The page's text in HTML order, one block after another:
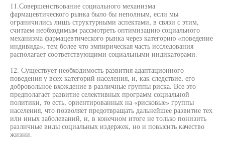
11.Совершенствование социального механизма
фармацевтического рынка было бы неполным, если мы
ограничились лишь структурными аспектами, в связи с этим,
считаем необходимым рассмотреть оптимизацию социального
механизма фармацевтического рынка через категорию «поведение
индивида», тем более что эмпирическая часть исследования
располагает соответствующими социальными индикаторами.
12. Существует необходимость развития адаптационного
поведения у всех категорий населения, и, как следствие, его
добровольное вхождение в различные группы риска. Все это
предполагает развитие селективных программ социальной
политики, то есть, ориентированных на «рисковые» группы
населения, что позволяет предотвращать дальнейшее развитие тех
или иных заболеваний, и, в конечном итоге не только понизить
различные виды социальных издержек, но и повысить качество
жизни.